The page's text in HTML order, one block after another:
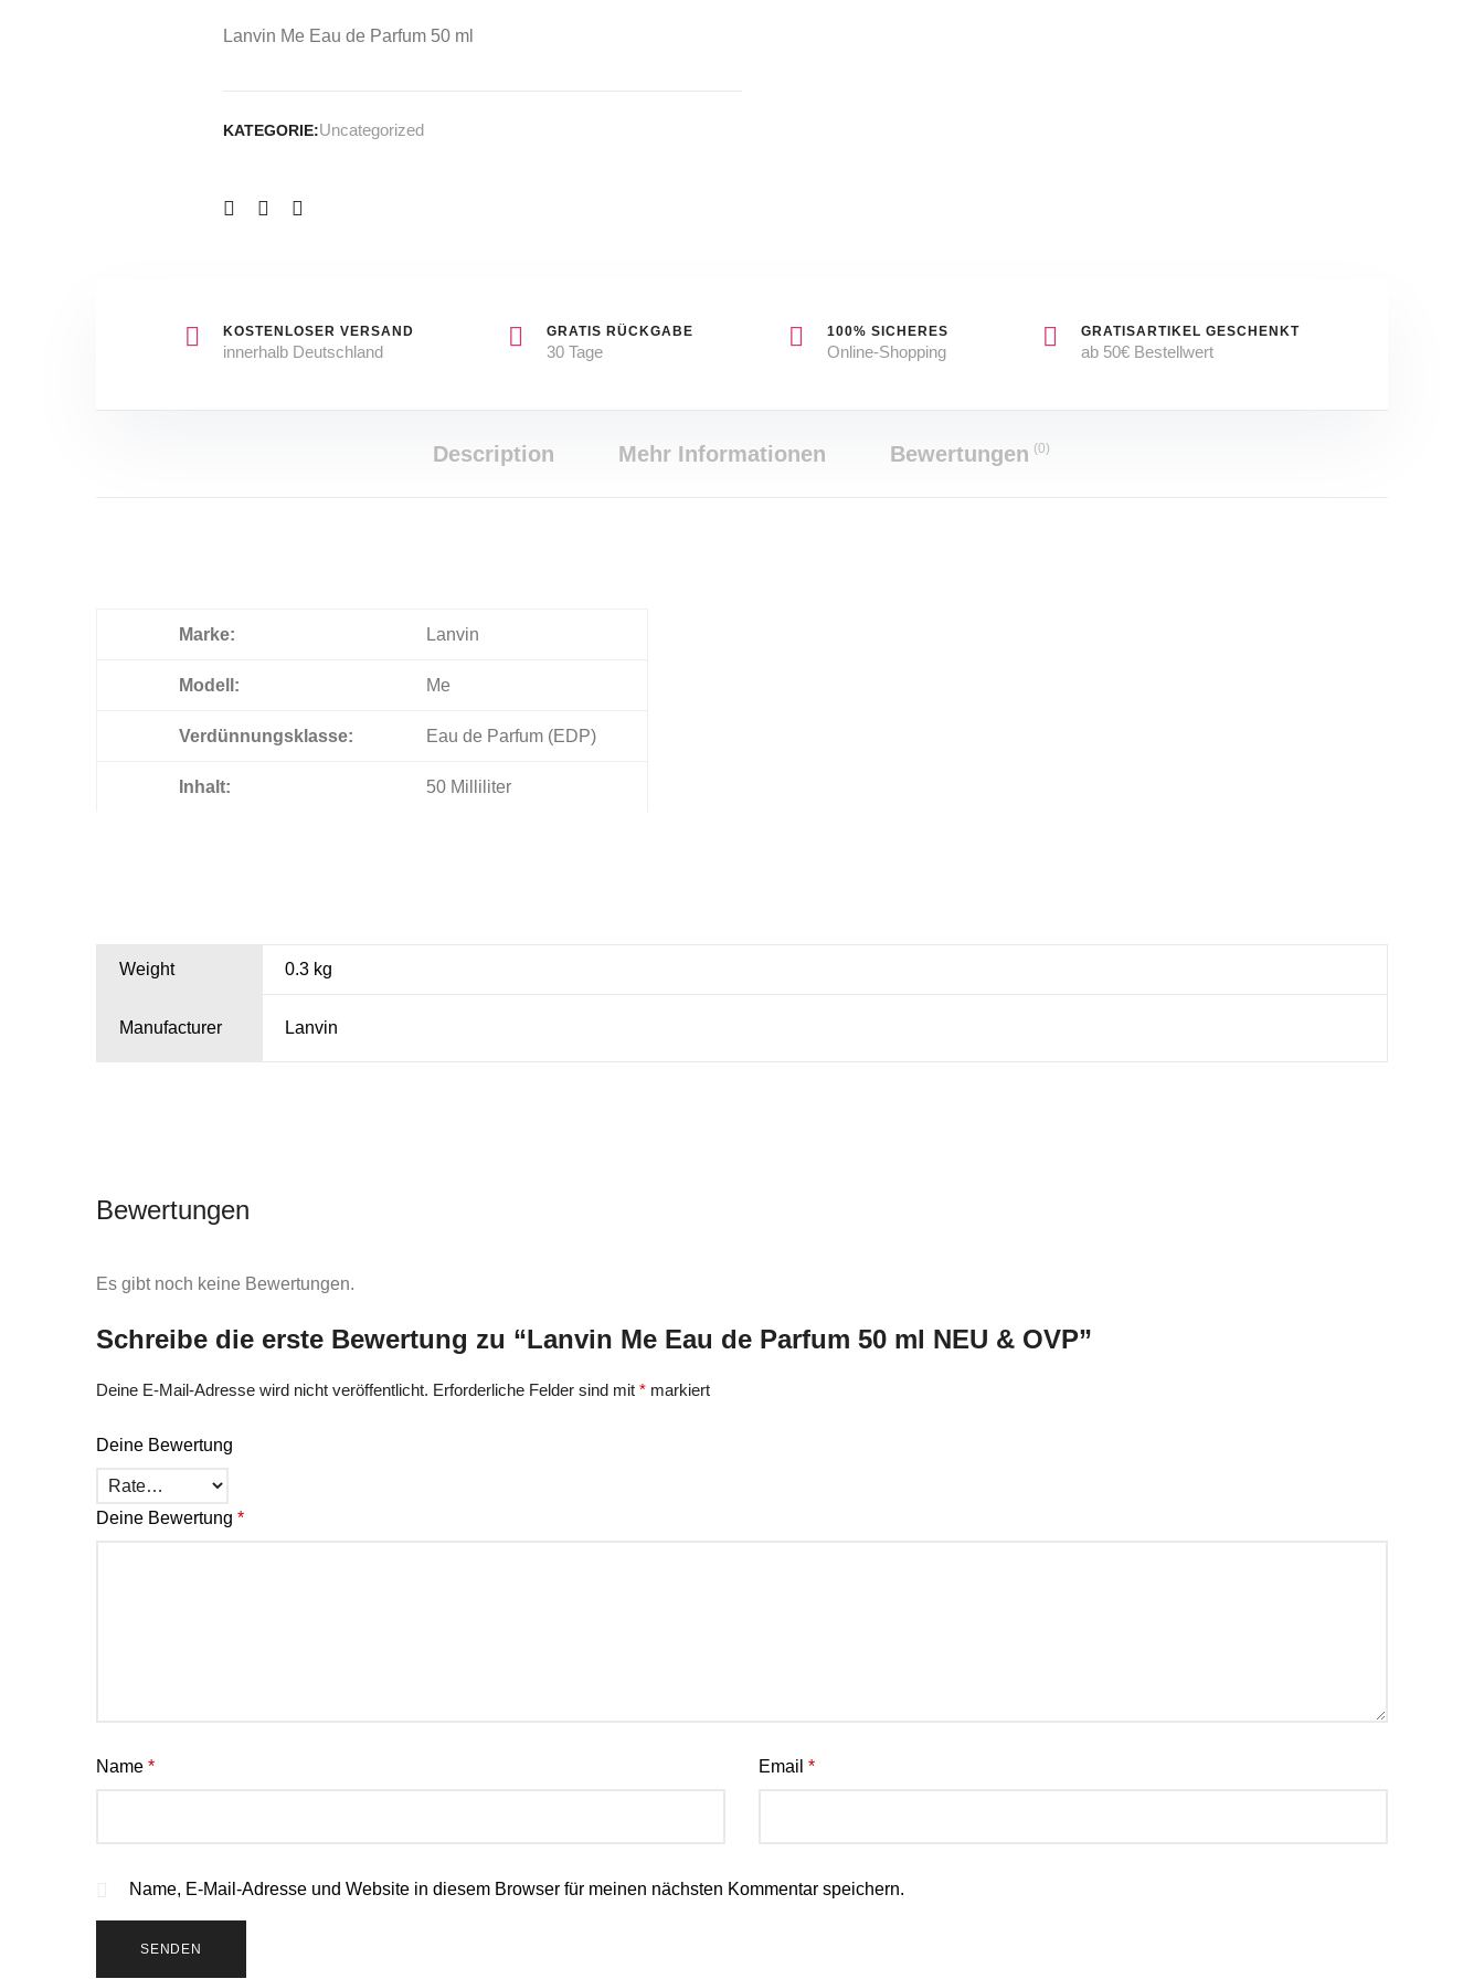
Lanvin Me Eau de Parfum 50 ml
KATEGORIE:Uncategorized
KOSTENLOSER VERSAND
innerhalb Deutschland
GRATIS RÜCKGABE
30 Tage
100% SICHERES
Online-Shopping
GRATISARTIKEL GESCHENKT
ab 50€ Bestellwert
Description Mehr Informationen Bewertungen(0)
Marke: Lanvin
Modell: Me
Verdünnungsklasse: Eau de Parfum (EDP)
Inhalt: 50 Milliliter
Weight 0.3 kg
Manufacturer Lanvin
Bewertungen
Es gibt noch keine Bewertungen.
Schreibe die erste Bewertung zu “Lanvin Me Eau de Parfum 50 ml NEU & OVP”
Deine E-Mail-Adresse wird nicht veröffentlicht. Erforderliche Felder sind mit * markiert
Deine Bewertung
Deine Bewertung *
Name * Email *
Name, E-Mail-Adresse und Website in diesem Browser für meinen nächsten Kommentar speichern.